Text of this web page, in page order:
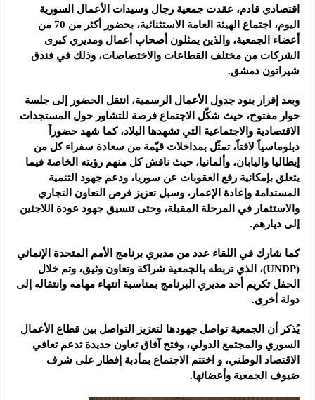
اقتصادي قادم، عقدت جمعية رجال وسيدات الأعمال السورية
اليوم، اجتماع الهيئة العامة الاستثنائية، بحضور أكثر من 70 من
أعضاء الجمعية، والذين يمثلون أصحاب أعمال ومديري كبرى
الشركات من مختلف القطاعات والاختصاصات، وذلك في فندق
شيراتون دمشق.
وبعد إقرار بنود جدول الأعمال الرسمية، انتقل الحضور إلى جلسة
حوار مفتوح، حيث شكّل الاجتماع فرصة للتشاور حول المستجدات
الاقتصادية والاجتماعية التي تشهدها البلاد، كما شهد حضوراً
دبلوماسياً لافتاً، تمثّل بمداخلات قيّمة من سعادة سفراء كل من
إيطاليا واليابان، وألمانيا، حيث ناقش كل منهم رؤيته الخاصة فيما
يتعلق بإمكانية رفع العقوبات عن سوريا، ودعم جهود التنمية
المستدامة وإعادة الإعمار، وسبل تعزيز فرص التعاون التجاري
والاستثمار في المرحلة المقبلة، وحتى تنسيق جهود عودة اللاجئين
إلى ديارهم.
كما شارك في اللقاء عدد من مديري برنامج الأمم المتحدة الإنمائي
(UNDP)، الذي تربطه بالجمعية شراكة وتعاون وثيق، وتم خلال
الحفل تكريم أحد مديري البرنامج بمناسبة انتهاء مهامه وانتقاله إلى
دولة أخرى.
يُذكر أن الجمعية تواصل جهودها لتعزيز التواصل بين قطاع الأعمال
السوري والمجتمع الدولي، وفتح آفاق تعاون جديدة تدعم تعافي
الاقتصاد الوطني، و اختتم الاجتماع بمأدبة إفطار على شرف
ضيوف الجمعية وأعضائها.